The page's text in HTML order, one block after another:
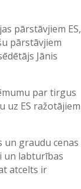
pārstāvjiem ES,
pārstāvjiem
Jānis
par tirgus
uz ES ražotājiem
un graudu cenas
un labturības
atcelts ir